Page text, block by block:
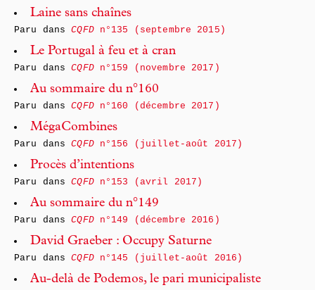
Laine sans chaînes
Paru dansCQFDn°135 (septembre 2015)
Le Portugal à feu et à cran
Paru dansCQFDn°159 (novembre 2017)
Au sommaire du n°160
Paru dansCQFDn°160 (décembre 2017)
MégaCombines
Paru dansCQFDn°156 (juillet-août 2017)
Procès d’intentions
Paru dansCQFDn°153 (avril 2017)
Au sommaire du n°149
Paru dansCQFDn°149 (décembre 2016)
David Graeber : Occupy Saturne
Paru dansCQFDn°145 (juillet-août 2016)
Au-delà de Podemos, le pari municipaliste